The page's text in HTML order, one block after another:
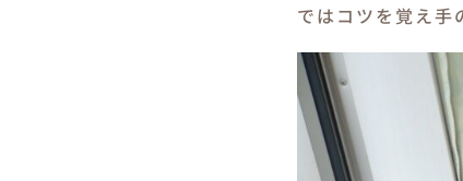
ではコツを覚え手